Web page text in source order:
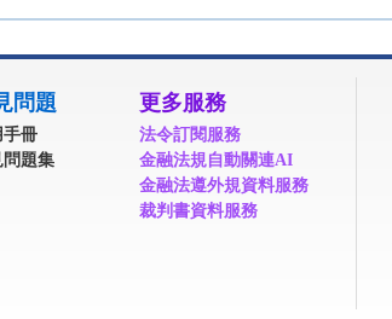
問題
手冊
問題集
更多服務
法令訂閱服務
金融法規自動關連AI
金融法遵外規資料服務
裁判書資料服務